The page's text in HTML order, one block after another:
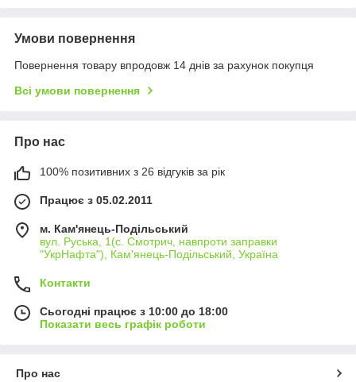
Умови повернення
Повернення товару впродовж 14 днів за рахунок покупця
Всі умови повернення
Про нас
100% позитивних з 26 відгуків за рік
Працює з 05.02.2011
м. Кам'янець-Подільський
вул. Руська, 1(с. Смотрич, навпроти заправки
"УкрНафта"), Кам'янець-Подільський, Україна
Контакти
Сьогодні працює з 10:00 до 18:00
Показати весь графік роботи
Про нас